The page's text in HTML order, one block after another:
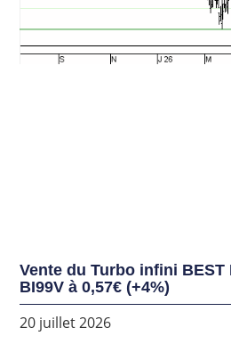
Vente du Turbo infini BEST
BI99V à 0,57€ (+4%)
20 juillet 2026